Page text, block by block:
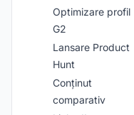
Optimizare profil
G2
Lansare Product
Hunt
Conținut
comparativ